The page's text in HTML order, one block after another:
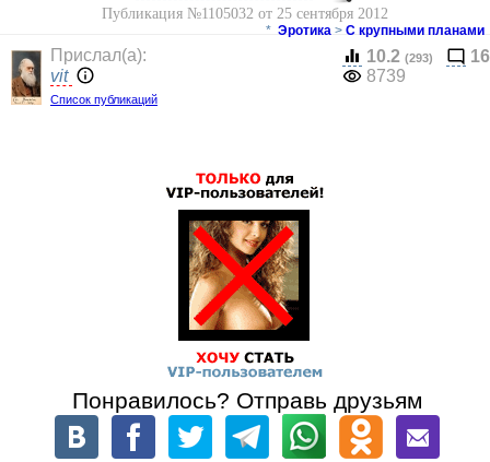
Публикация №1105032 от 25 сентября 2012
* Эротика > С крупными планами
Прислал(a):
vit
Список публикаций
10.2 (293)
16
8739
Понравилось? Отправь друзьям